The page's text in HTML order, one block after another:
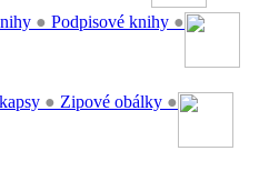
● Podpisové knihy ●
● Zipové obálky ●